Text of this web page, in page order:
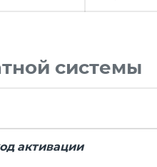
системы
активации